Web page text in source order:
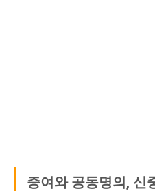
증여와 공동명의, 신